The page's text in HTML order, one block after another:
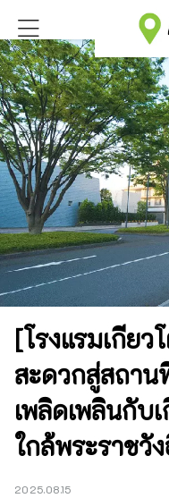
[โรงแรมเกีย
สะดวกสู่สถาน
เพลิดเพลินกับ
ใกล้พระราชวั
2025.08.15